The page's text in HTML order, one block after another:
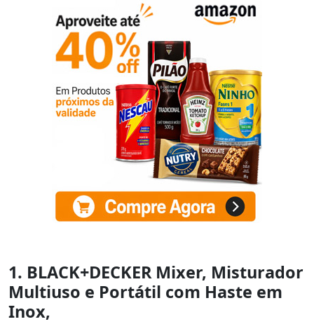
1. BLACK+DECKER Mixer, Misturador
Multiuso e Portátil com Haste em
Inox,